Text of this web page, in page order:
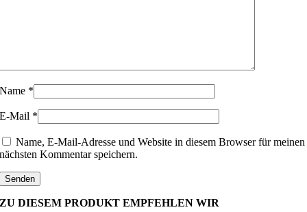
Name *
E-Mail *
Name, E-Mail-Adresse und Website in diesem Browser für meinen
nächsten Kommentar speichern.
ZU DIESEM PRODUKT EMPFEHLEN WIR